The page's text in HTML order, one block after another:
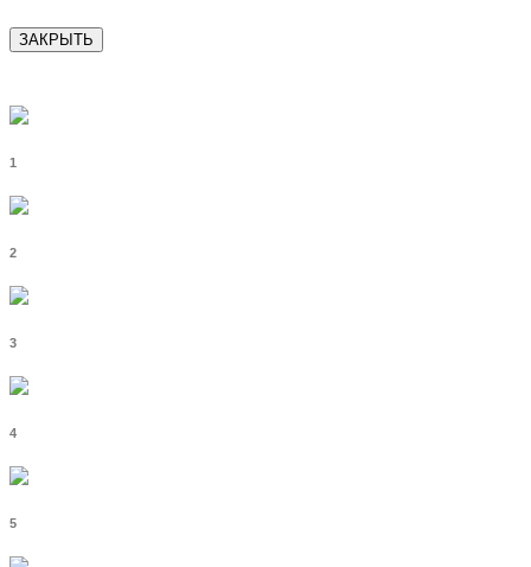
ЗАКРЫТЬ
1
2
3
4
5